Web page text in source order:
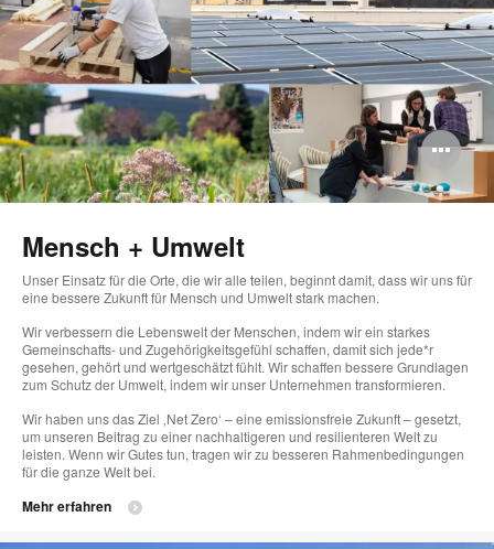
Mensch + Umwelt
Unser Einsatz für die Orte, die wir alle teilen, beginnt damit, dass wir uns für
eine bessere Zukunft für Mensch und Umwelt stark machen.
Wir verbessern die Lebenswelt der Menschen, indem wir ein starkes
Gemeinschafts- und Zugehörigkeitsgefühl schaffen, damit sich jede*r
gesehen, gehört und wertgeschätzt fühlt. Wir schaffen bessere Grundlagen
zum Schutz der Umwelt, indem wir unser Unternehmen transformieren.
Wir haben uns das Ziel ‚Net Zero‘ – eine emissionsfreie Zukunft – gesetzt,
um unseren Beitrag zu einer nachhaltigeren und resilienteren Welt zu
leisten. Wenn wir Gutes tun, tragen wir zu besseren Rahmenbedingungen
für die ganze Welt bei.
Mehr erfahren